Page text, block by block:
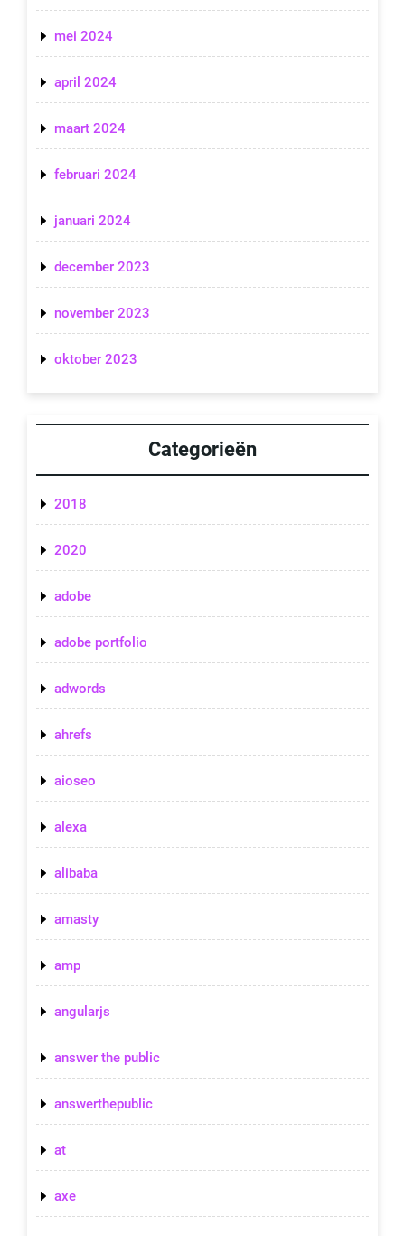
mei 2024
april 2024
maart 2024
februari 2024
januari 2024
december 2023
november 2023
oktober 2023
Categorieën
2018
2020
adobe
adobe portfolio
adwords
ahrefs
aioseo
alexa
alibaba
amasty
amp
angularjs
answer the public
answerthepublic
at
axe